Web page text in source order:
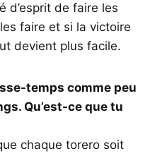
d’esprit de faire les
faire et si la victoire
devient plus facile.
temps comme peu
Qu’est-ce que tu
chaque torero soit